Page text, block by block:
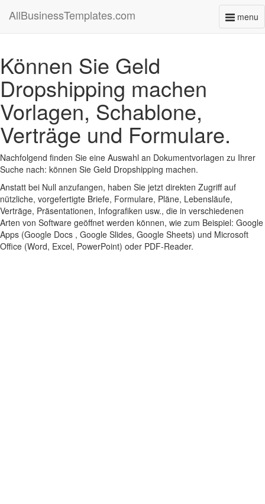
menu
AllBusinessTemplates.com
Können Sie Geld
Dropshipping machen
Vorlagen, Schablone,
Verträge und Formulare.
Nachfolgend finden Sie eine Auswahl an Dokumentvorlagen zu Ihrer
Suche nach: können Sie Geld Dropshipping machen.
Anstatt bei Null anzufangen, haben Sie jetzt direkten Zugriff auf
nützliche, vorgefertigte Briefe, Formulare, Pläne, Lebensläufe,
Verträge, Präsentationen, Infografiken usw., die in verschiedenen
Arten von Software geöffnet werden können, wie zum Beispiel: Google
Apps (Google Docs , Google Slides, Google Sheets) und Microsoft
Office (Word, Excel, PowerPoint) oder PDF-Reader.